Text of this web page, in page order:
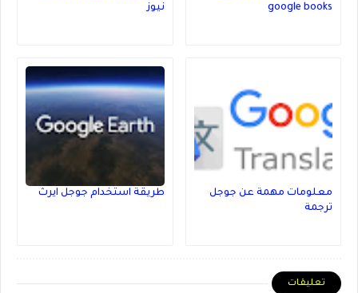
google books
نيوز
معلومات مهمة عن جوجل
ترجمة
طريقة استخدام جوجل ايرث
تعليقات